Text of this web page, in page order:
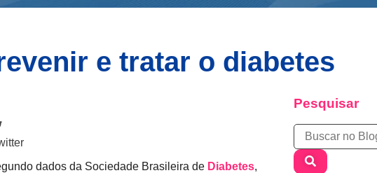
e tratar o diabetes
dados da Sociedade Brasileira de Diabetes,
Pesquisar